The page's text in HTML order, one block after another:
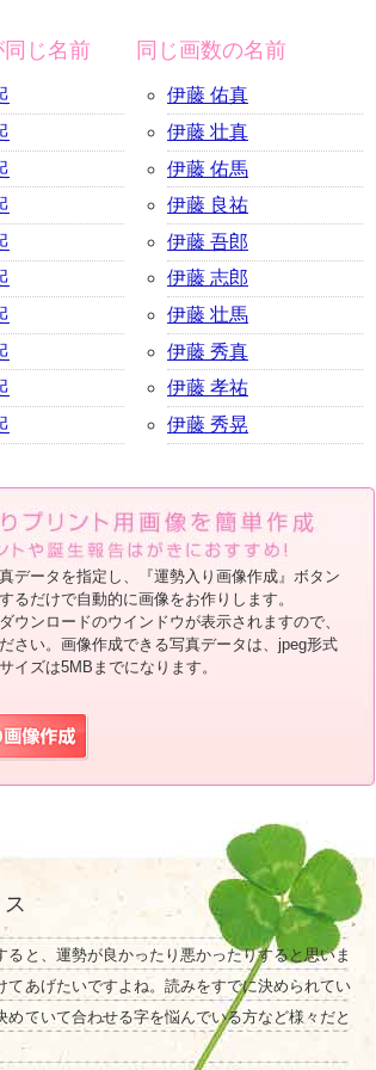
じ名前 同じ画数の名前
伊藤 佑真
伊藤 壮真
伊藤 佑馬
伊藤 良祐
伊藤 吾郎
伊藤 志郎
伊藤 壮馬
伊藤 秀真
伊藤 孝祐
伊藤 秀晃
データを指定し、『運勢入り画像作成』ボタン
るだけで自動的に画像をお作りします。
ウンロードのウインドウが表示されますので、
さい。画像作成できる写真データは、jpeg形式
イズは5MBまでになります。
と、運勢が良かったり悪かったりすると思いま
あげたいですよね。読みをすでに決められてい
ていて合わせる字を悩んでいる方など様々だと